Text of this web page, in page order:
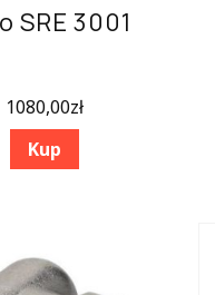
SRE 3001
1080,00zł
Kup